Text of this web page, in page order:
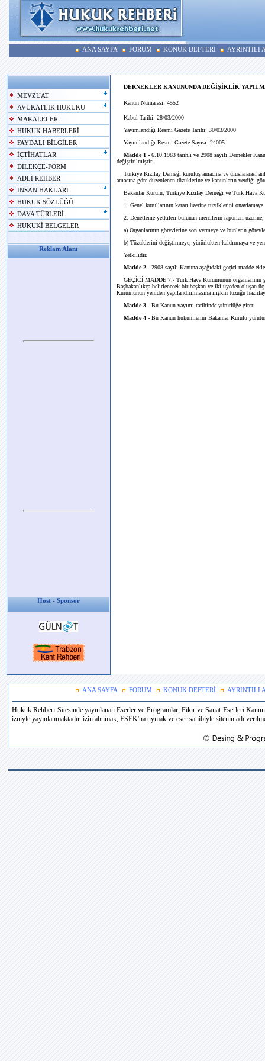
ANA SAYFA FORUM KONUK DEFTERİ AYRINTILI
MEVZUAT
AVUKATLIK HUKUKU
MAKALELER
HUKUK HABERLERİ
FAYDALI BİLGİLER
İÇTİHATLAR
DİLEKÇE-FORM
ADLİ REHBER
İNSAN HAKLARI
HUKUK SÖZLÜĞÜ
DAVA TÜRLERİ
HUKUKİ BELGELER
Reklam Alanı
Host - Sponsor
DERNEKLER KANUNUNDA DEĞİŞİKLİK
Kanun Numarası: 4552
Kabul Tarihi: 28/03/2000
Yayımlandığı Resmi Gazete Tarihi: 30/03/2000
Yayımlandığı Resmi Gazete Sayısı: 24005
Madde 1 - 6.10.1983 tarihli ve 2908 sayılı Dernekler
değiştirilmiştir.
Türkiye Kızılay Derneği kuruluş amacına ve uluslararası
amacına göre düzenlenen tüzüklerine ve kanunların verdiği
Bakanlar Kurulu, Türkiye Kızılay Derneği ve Türk Hava
1. Genel kurullarının kararı üzerine tüzüklerini onaylamaya,
2. Denetleme yetkileri bulunan mercilerin raporları üzerine,
a) Organlarının görevlerine son vermeye ve bunların
b) Tüzüklerini değiştirmeye, yürürlükten kaldırmaya ve
Yetkilidir.
Madde 2 - 2908 sayılı Kanuna aşağıdaki geçici madde
GEÇİCİ MADDE 7.- Türk Hava Kurumunun organlarının
Başbakanlıkça belirlenecek bir başkan ve iki üyeden
Kurumunun yeniden yapılandırılmasına ilişkin tüzüğü
Madde 3 - Bu Kanun yayımı tarihinde yürürlüğe girer.
Madde 4 - Bu Kanun hükümlerini Bakanlar Kurulu
ANA SAYFA FORUM KONUK DEFTERİ AYRINTILI
Hukuk Rehberi Sitesinde yayınlanan Eserler ve Programlar, Fikir ve Sanat Eserleri
izniyle yayınlanmaktadır. izin alınmak, FSEK'na uymak ve eser sahibiyle sitenin adı